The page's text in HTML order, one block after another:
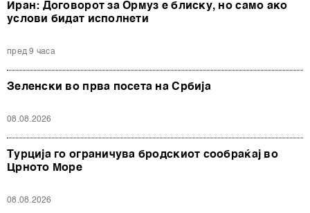
Иран: Договорот за Ормуз е блиску, но само ако
услови бидат исполнети
пред 9 часа
Зеленски во прва посета на Србија
08.08.2026
Турција го ограничува бродскиот сообраќај во
Црното Море
08.08.2026